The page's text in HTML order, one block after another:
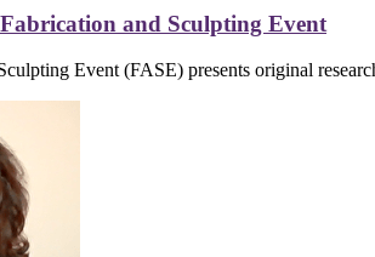
and Sculpting Event
Event (FASE) presents original